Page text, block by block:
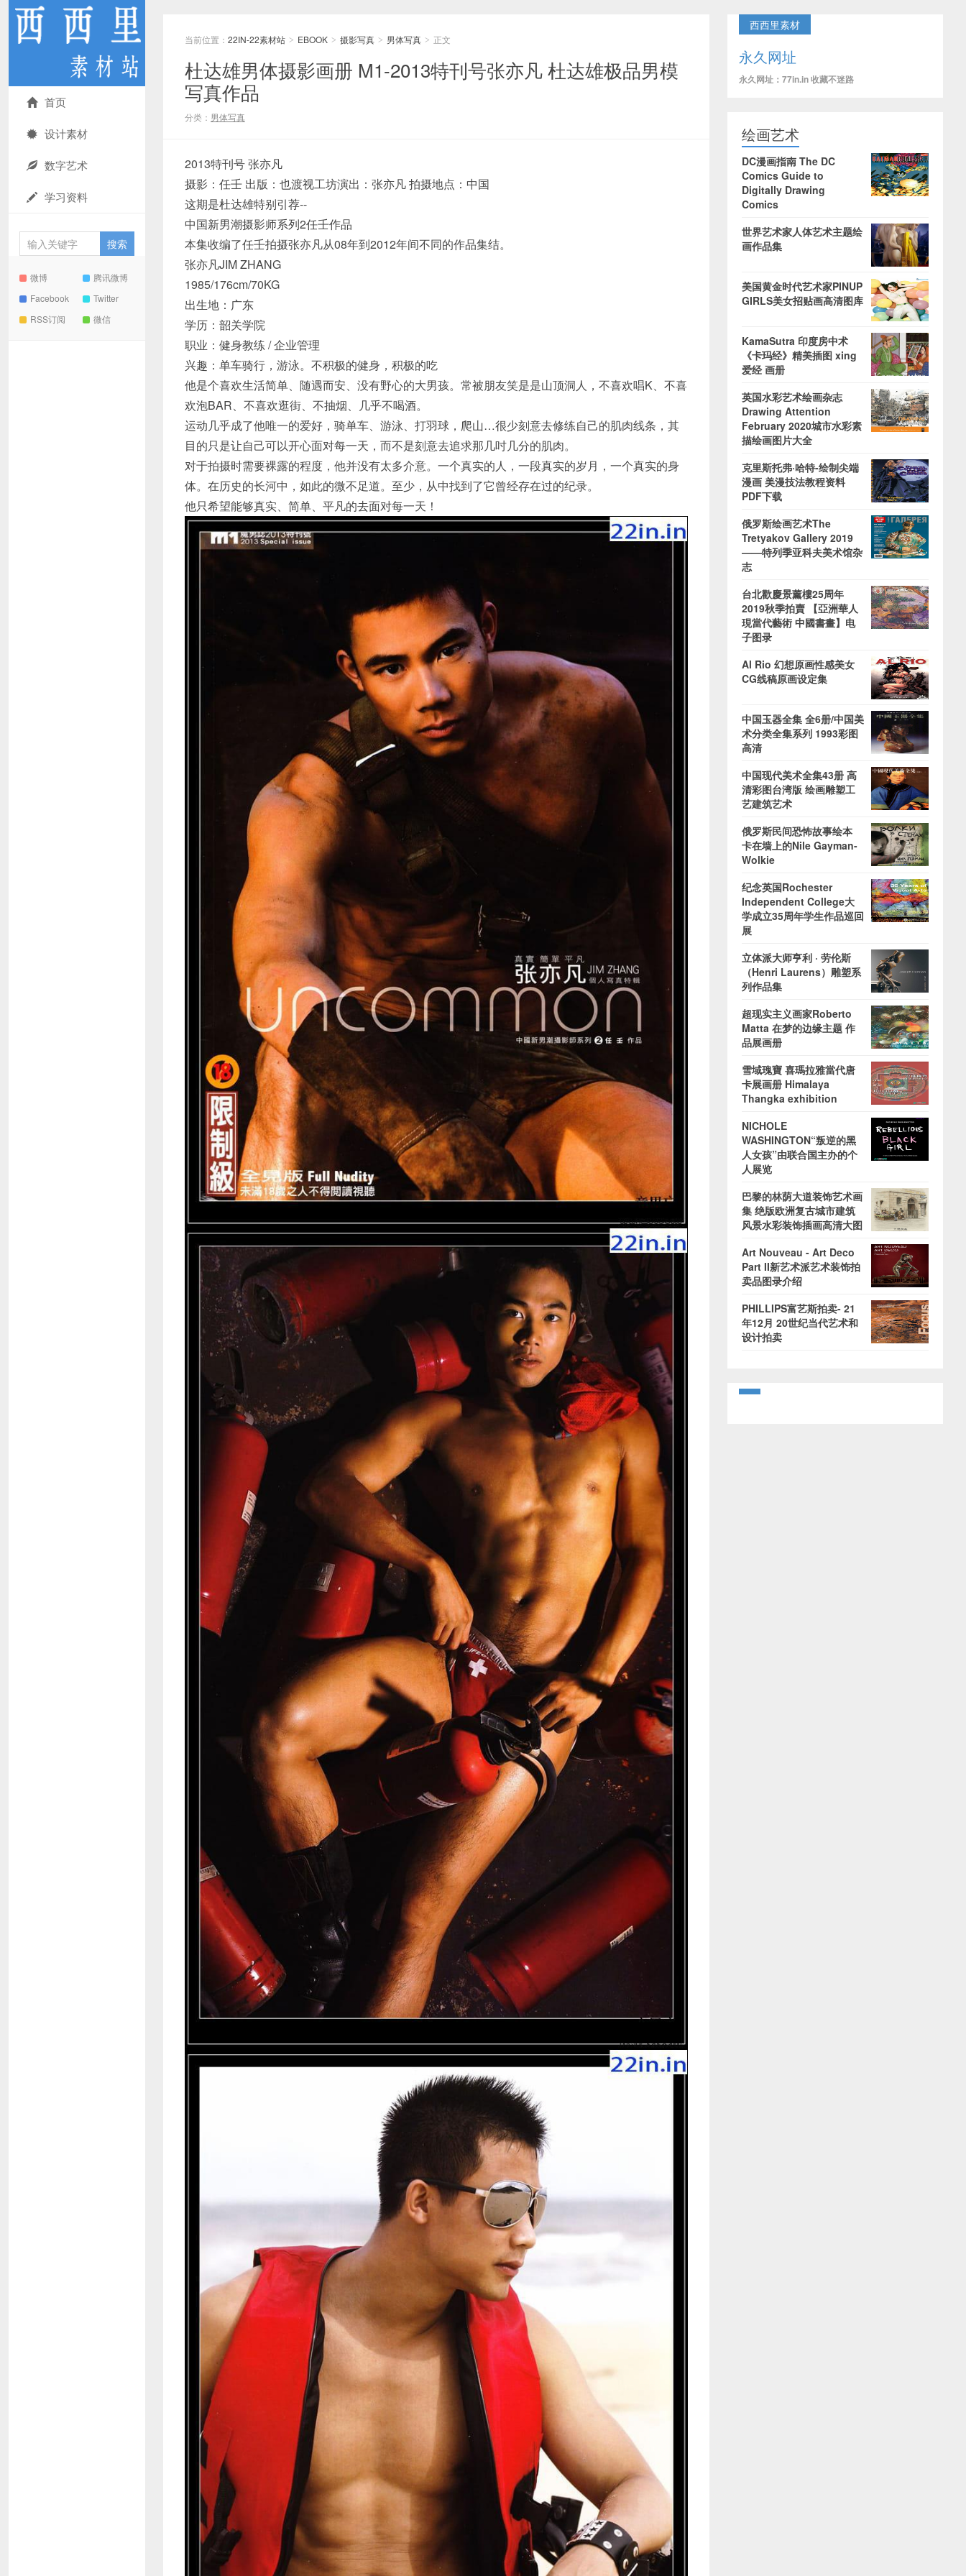
首页
设计素材
数字艺术
学习资料
微博
腾讯微博
Facebook
Twitter
RSS订阅
微信
当前位置： 22IN-22素材站 > EBOOK > 摄影写真 > 男体写真 > 正文
杜达雄男体摄影画册 M1-2013特刊号张亦凡 杜达雄极品男模
写真作品
分类： 男体写真
2013特刊号 张亦凡
摄影：任壬 出版：也渡视工坊演出：张亦凡 拍摄地点：中国
这期是杜达雄特别引荐--
中国新男潮摄影师系列2任壬作品
本集收编了任壬拍摄张亦凡从08年到2012年间不同的作品集结。
张亦凡JIM ZHANG
1985/176cm/70KG
出生地：广东
学历：韶关学院
职业：健身教练 / 企业管理
兴趣：单车骑行，游泳。不积极的健身，积极的吃
他是个喜欢生活简单、随遇而安、没有野心的大男孩。常被朋友笑是是山顶洞人，不喜欢唱K、不喜
欢泡BAR、不喜欢逛街、不抽烟、几乎不喝酒。
运动几乎成了他唯一的爱好，骑单车、游泳、打羽球，爬山…很少刻意去修练自己的肌肉线条，其
目的只是让自己可以开心面对每一天，而不是刻意去追求那几吋几分的肌肉。
对于拍摄时需要裸露的程度，他并没有太多介意。一个真实的人，一段真实的岁月，一个真实的身
体。在历史的长河中，如此的微不足道。至少，从中找到了它曾经存在过的纪录。
他只希望能够真实、简单、平凡的去面对每一天！
西西里素材
永久网址
永久网址：77in.in 收藏不迷路
绘画艺术
DC漫画指南 The DC
Comics Guide to
Digitally Drawing
Comics
世界艺术家人体艺术主题绘
画作品集
美国黄金时代艺术家PINUP
GIRLS美女招贴画高清图库
KamaSutra 印度房中术
《卡玛经》精美插图 xing
爱经 画册
英国水彩艺术绘画杂志
Drawing Attention
February 2020城市水彩素
描绘画图片大全
克里斯托弗·哈特-绘制尖端
漫画 美漫技法教程资料
PDF下载
俄罗斯绘画艺术The
Tretyakov Gallery 2019
——特列季亚科夫美术馆杂
志
台北歡慶景薰樓25周年
2019秋季拍賣 【亞洲華人
現當代藝術 中國書畫】电
子图录
Al Rio 幻想原画性感美女
CG线稿原画设定集
中国玉器全集 全6册/中国美
术分类全集系列 1993彩图
高清
中国现代美术全集43册 高
清彩图台湾版 绘画雕塑工
艺建筑艺术
俄罗斯民间恐怖故事绘本
卡在墙上的Nile Gayman-
Wolkie
纪念英国Rochester
Independent College大
学成立35周年学生作品巡回
展
立体派大师亨利 · 劳伦斯
（Henri Laurens）雕塑系
列作品集
超现实主义画家Roberto
Matta 在梦的边缘主题 作
品展画册
雪域瑰寶 喜瑪拉雅當代唐
卡展画册 Himalaya
Thangka exhibition
NICHOLE
WASHINGTON“叛逆的黑
人女孩”由联合国主办的个
人展览
巴黎的林荫大道装饰艺术画
集 绝版欧洲复古城市建筑
风景水彩装饰插画高清大图
Art Nouveau - Art Deco
Part II新艺术派艺术装饰拍
卖品图录介绍
PHILLIPS富艺斯拍卖- 21
年12月 20世纪当代艺术和
设计拍卖